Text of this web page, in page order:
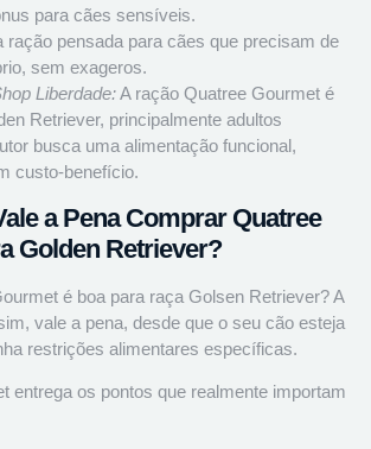
para cães sensíveis.
ração pensada para cães que precisam de
sem exageros.
Liberdade:A ração Quatree Gourmet é
Retriever, principalmente adultos
busca uma alimentação funcional,
custo-benefício.
a Pena Comprar Quatree
Golden Retriever?
é boa para raça Golsen Retriever? A
vale a pena, desde que o seu cão esteja
restrições alimentares específicas.
entrega os pontos que realmente importam